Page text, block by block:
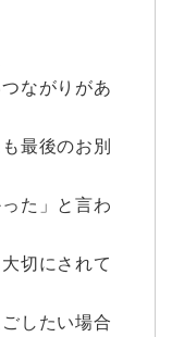
ながりがあ
最後のお別
た」と言わ
切にされて
したい場合